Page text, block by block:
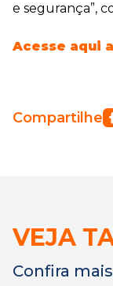
e segurança”,
Acesse aqui
Compartilhe
VEJA
Confira